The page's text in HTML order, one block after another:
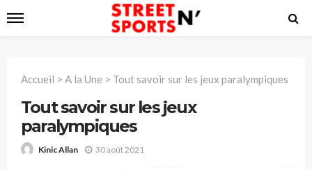
Accueil > A la Une > Tout savoir sur les jeux paralympiques
Tout savoir sur les jeux
paralympiques
Kinic Allan 30 août 2021